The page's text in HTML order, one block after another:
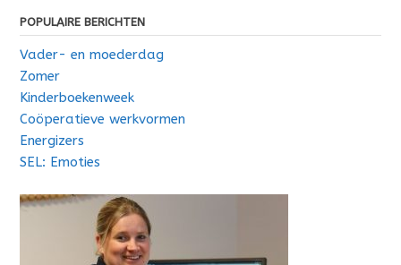
POPULAIRE BERICHTEN
Vader- en moederdag
Zomer
Kinderboekenweek
Coöperatieve werkvormen
Energizers
SEL: Emoties